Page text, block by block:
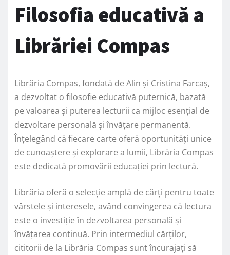
Filosofia educativă a
Librăriei Compas
Librăria Compas, fondată de Alin și Cristina Farcaș,
a dezvoltat o filosofie educativă puternică, bazată
pe valoarea și puterea lecturii ca mijloc esențial de
dezvoltare personală și învățare permanentă.
Înțelegând că fiecare carte oferă oportunități unice
de cunoaștere și explorare a lumii, Librăria Compas
este dedicată promovării educației prin lectură.
Librăria oferă o selecție amplă de cărți pentru toate
vârstele și interesele, având convingerea că lectura
este o investiție în dezvoltarea personală și
învățarea continuă. Prin intermediul cărților,
cititorii de la Librăria Compas sunt încurajați să